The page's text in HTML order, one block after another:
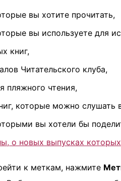
вы хотите прочитать,
вы используете для
книг,
Читательского клуба,
пляжного чтения,
которые можно слушать
вы хотели бы
о новых выпусках которых
к меткам, нажмите